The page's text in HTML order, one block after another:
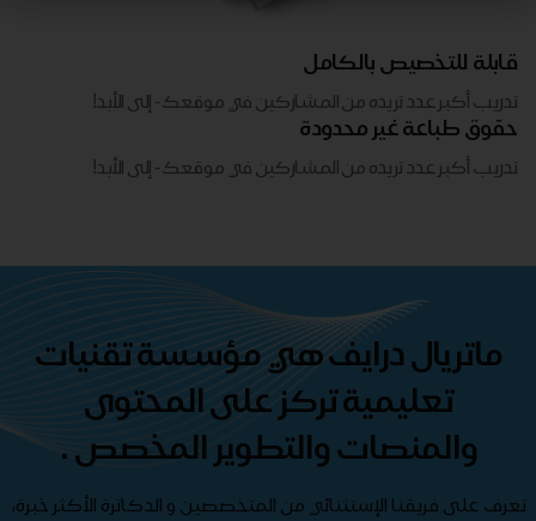
قابلة للتخصيص بالكامل
تدريب أكبر عدد تريده من المشاركين في موقعك - ​​إلى الأبد!
حقوق طباعة غير محدودة
تدريب أكبر عدد تريده من المشاركين في موقعك - ​​إلى الأبد!
ماتريال درايف هي مؤسسة تقنيات
تعليمية تركز على المحتوى
والمنصات والتطوير المخصص .
تعرف على فريقنا الإستثنائي من المتخصصين و الدكاترة الأكثر خبرة،